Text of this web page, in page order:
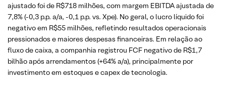
ajustado foi de R$718 milhões, com margem EBITDA ajustada de
7,8% (-0,3 p.p. a/a, -0,1 p.p. vs. Xpe). No geral, o lucro líquido foi
negativo em R$55 milhões, refletindo resultados operacionais
pressionados e maiores despesas financeiras. Em relação ao
fluxo de caixa, a companhia registrou FCF negativo de R$1,7
bilhão após arrendamentos (+64% a/a), principalmente por
investimento em estoques e capex de tecnologia.